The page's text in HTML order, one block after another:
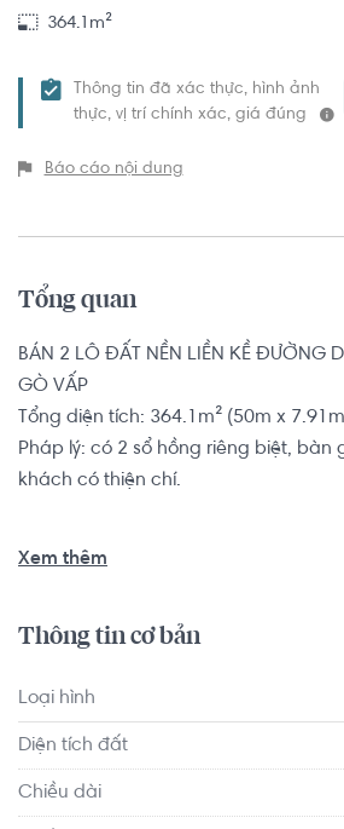
364.1m²
Thông tin đã xác thực, hình ảnh
thực, vị trí chính xác, giá đúng
Báo cáo nội dung
Tổng quan
BÁN 2 LÔ ĐẤT NỀN LIỀN KỀ ĐƯỜNG
GÒ VẤP
Tổng diện tích: 364.1m² (50m x
Pháp lý: có 2 sổ hồng riêng biệt, bàn
khách có thiện chí.
chuyển với đầy đủ các tiện ích về y
Xem thêm
Thông tin cơ bản
Loại hình
Diện tích đất
Chiều dài